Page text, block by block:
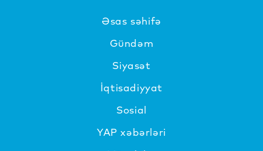
Əsas səhifə
Gündəm
Siyasət
İqtisadiyyat
Sosial
YAP xəbərləri